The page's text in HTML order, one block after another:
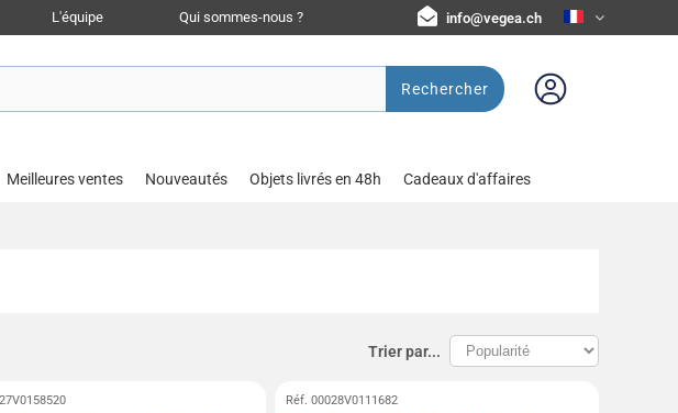
L'équipe Qui sommes-nous ? info@vegea.ch
Rechercher
Meilleures ventes Nouveautés Objets livrés en 48h Cadeaux d'affaires
Trier par...
Réf. 00028V0111682